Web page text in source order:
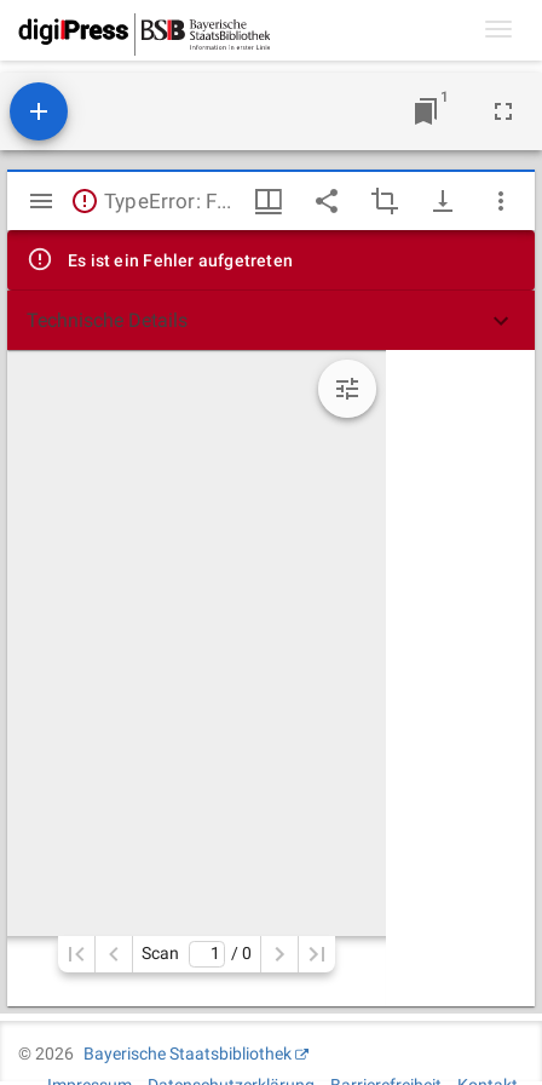
1
Mirador
Viewer
TypeError: Failed to fetch
Es ist ein Fehler aufgetreten
Technische Details
Scan / 0
©2026
Bayerische Staatsbibliothek